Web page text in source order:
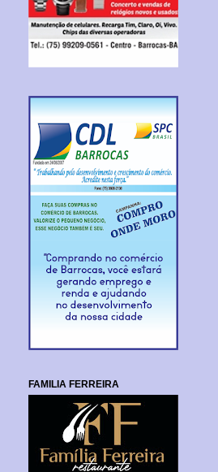
FAMILIA FERREIRA